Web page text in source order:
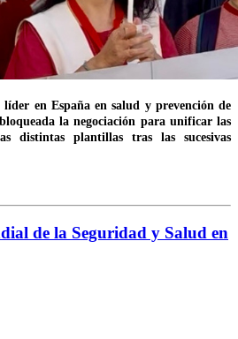
en España en salud y prevención de
la negociación para unificar las
distintas plantillas tras las sucesivas
de la Seguridad y Salud en